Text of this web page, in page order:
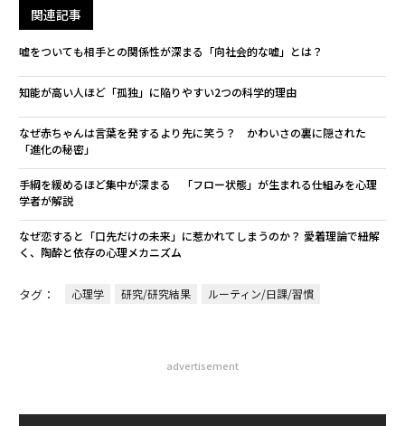
関連記事
嘘をついても相手との関係性が深まる「向社会的な嘘」とは？
知能が高い人ほど「孤独」に陥りやすい2つの科学的理由
なぜ赤ちゃんは言葉を発するより先に笑う？ かわいさの裏に隠された
「進化の秘密」
手綱を緩めるほど集中が深まる 「フロー状態」が生まれる仕組みを心理
学者が解説
なぜ恋すると「口先だけの未来」に惹かれてしまうのか？ 愛着理論で紐解
く、陶酔と依存の心理メカニズム
タグ： 心理学 研究/研究結果 ルーティン/日課/習慣
advertisement